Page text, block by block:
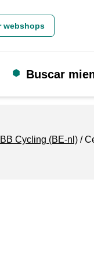
webshops
Buscar
Cycling (BE-nl)